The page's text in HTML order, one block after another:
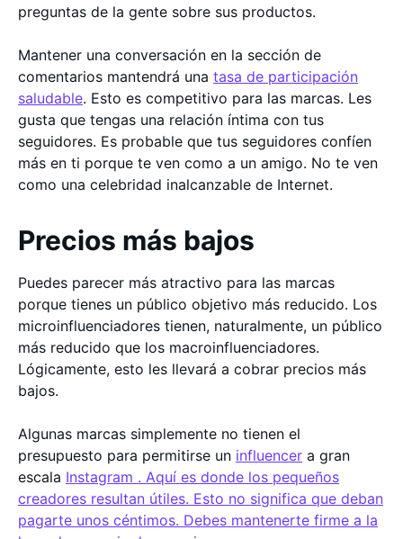
preguntas de la gente sobre sus productos.
Mantener una conversación en la sección de
comentarios mantendrá una tasa de participación
saludable. Esto es competitivo para las marcas. Les
gusta que tengas una relación íntima con tus
seguidores. Es probable que tus seguidores confíen
más en ti porque te ven como a un amigo. No te ven
como una celebridad inalcanzable de Internet.
Precios más bajos
Puedes parecer más atractivo para las marcas
porque tienes un público objetivo más reducido. Los
microinfluenciadores tienen, naturalmente, un público
más reducido que los macroinfluenciadores.
Lógicamente, esto les llevará a cobrar precios más
bajos.
Algunas marcas simplemente no tienen el
presupuesto para permitirse un influencer a gran
escala Instagram . Aquí es donde los pequeños
creadores resultan útiles. Esto no significa que deban
pagarte unos céntimos. Debes mantenerte firme a la